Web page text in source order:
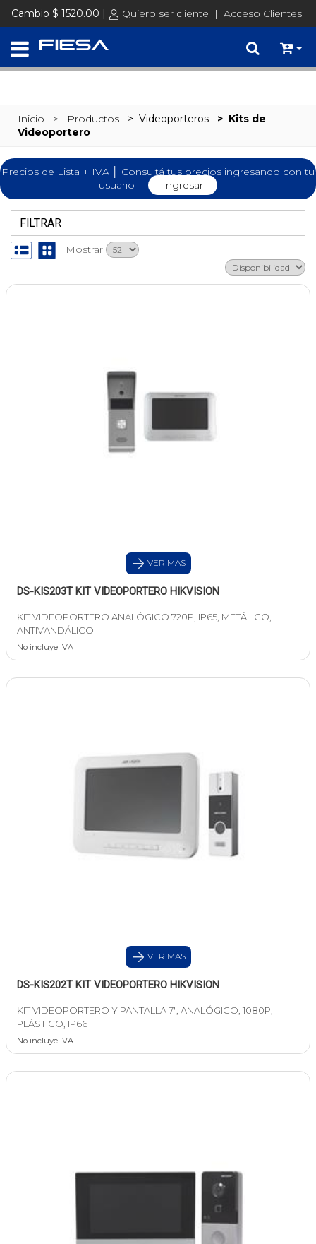
SET @busqueda = replace(@busqueda, 'Ã©','é')
Cambio $ 1520.00 | Quiero ser cliente | Acceso Clientes
Inicio > Productos > Videoporteros > Kits de
Videoportero
Precios de Lista + IVA │ Consultá tus precios ingresando con tu
usuario
Ingresar
FILTRAR
Mostrar
VER MAS
DS-KIS203T KIT VIDEOPORTERO HIKVISION
KIT VIDEOPORTERO ANALÓGICO 720P, IP65, METÁLICO,
ANTIVANDÁLICO
No incluye IVA
VER MAS
DS-KIS202T KIT VIDEOPORTERO HIKVISION
KIT VIDEOPORTERO Y PANTALLA 7", ANALÓGICO, 1080P,
PLÁSTICO, IP66
No incluye IVA